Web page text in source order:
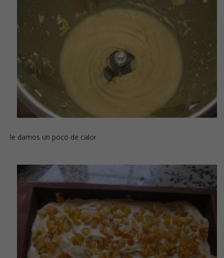
le damos un poco de calor